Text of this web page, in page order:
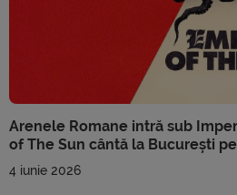
Arenele Romane intră sub
of The Sun cântă la București
4 iunie 2026